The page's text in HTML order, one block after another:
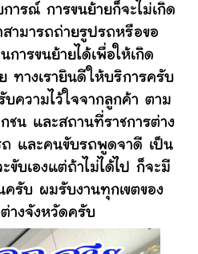
ารณ์ การขนย้ายก็จะไม่เกิด
ามารถถ่ายรูปรถหรือขอ
ารขนย้ายได้เพื่อให้เกิด
ทางเรายินดีให้บริการครับ
บความไว้ใจจากลูกค้า ตาม
น และสถานที่ราชการต่าง
และคนขับรถพูดจาดี เป็น
ขับเองแต่ถ้าไม่ได้ไป ก็จะมี
รับ ผมรับงานทุกเขตของ
างจังหวัดครับ